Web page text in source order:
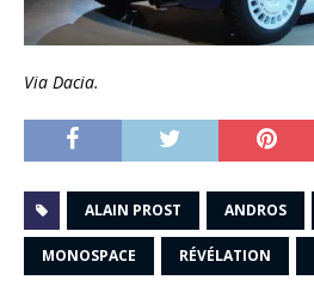
Via Dacia.
ALAIN PROST ANDROS
MONOSPACE RÉVÉLATION